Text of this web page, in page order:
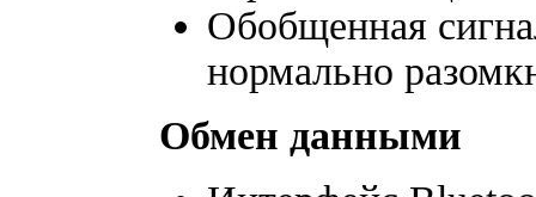
Обобщенная
нормально
Обмен данными